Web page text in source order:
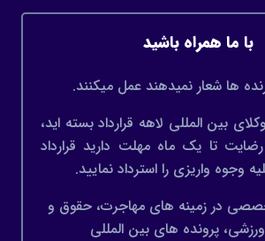
با ما همراه باشید
ها شعار نمیدهند عمل میکنند.
بین المللی لاهه قرارداد بسته اید،
تا یک ماه مهلت دارید قرارداد
وجوه واریزی را استرداد نمایید.
در زمینه های مهاجرت، حقوق و
پرونده های بین المللی